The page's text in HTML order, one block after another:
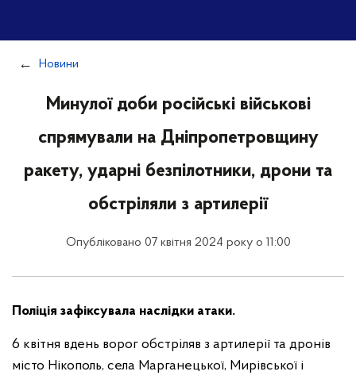
Новини
Минулої доби російські військові
спрямували на Дніпропетровщину
ракету, ударні безпілотники, дрони та
обстріляли з артилерії
Опубліковано 07 квітня 2024 року о 11:00
Поліція зафіксувала наслідки атаки.
6 квітня вдень ворог обстріляв з артилерії та дронів
місто Нікополь, села Марганецької, Мирівської і